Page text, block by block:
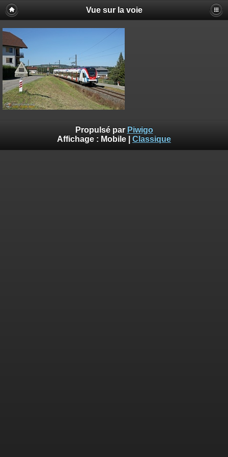
Vue sur la voie
Propulsé par Piwigo
Affichage : Mobile Classique